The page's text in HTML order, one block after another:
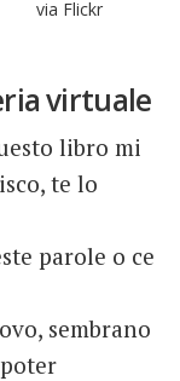
via Flickr
virtuale
libro mi
te lo
parole o ce
sembrano